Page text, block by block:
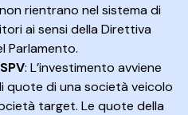
rientrano nel sistema di
ai sensi della Direttiva
Parlamento.
: L’investimento avviene
di una società veicolo
target. Le quote della